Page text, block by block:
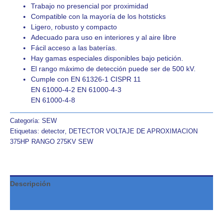
Trabajo no presencial por proximidad
Compatible con la mayoría de los hotsticks
Ligero, robusto y compacto
Adecuado para uso en interiores y al aire libre
Fácil acceso a las baterías.
Hay gamas especiales disponibles bajo petición.
El rango máximo de detección puede ser de 500 kV.
Cumple con EN 61326-1 CISPR 11
EN 61000-4-2 EN 61000-4-3
EN 61000-4-8
Categoría: SEW
Etiquetas: detector, DETECTOR VOLTAJE DE APROXIMACION
375HP RANGO 275KV SEW
Descripción